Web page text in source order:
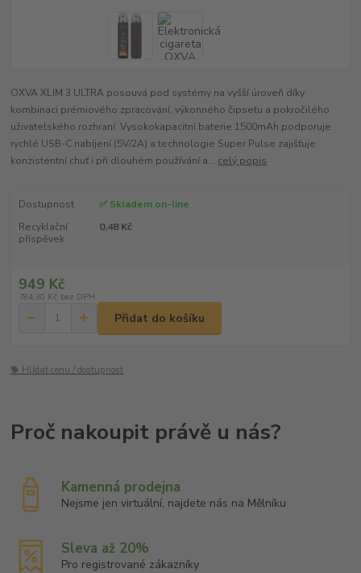
OXVA XLIM 3 ULTRA posouvá pod systémy na vyšší úroveň díky
kombinaci prémiového zpracování, výkonného čipsetu a pokročilého
uživatelského rozhraní. Vysokokapacitní baterie 1500mAh podporuje
rychlé USB-C nabíjení (5V/2A) a technologie Super Pulse zajišťuje
konzistentní chuť i při dlouhém používání a... celý popis
Dostupnost
✅ Skladem on-line
Recyklační
příspěvek
0,48 Kč
949 Kč
784,30 Kč bez DPH
Přidat do košíku
🐕 Hlídat cenu / dostupnost
Kamenná prodejna
Nejsme jen virtuální, najdete nás na Mělníku
Sleva až 20%
Pro registrované zákazníky